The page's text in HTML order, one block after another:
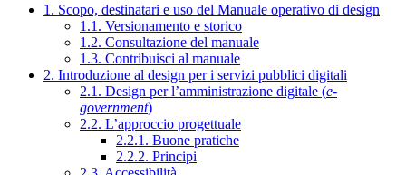
1. Scopo, destinatari e uso del Manuale operativo di design
1.1. Versionamento e storico
1.2. Consultazione del manuale
1.3. Contribuisci al manuale
2. Introduzione al design per i servizi pubblici digitali
2.1. Design per l’amministrazione digitale (e-
government)
2.2. L’approccio progettuale
2.2.1. Buone pratiche
2.2.2. Principi